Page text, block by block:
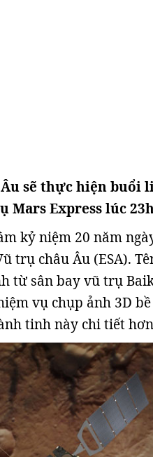
sẽ thực hiện buổi
Mars Express lúc
kỷ niệm 20 năm
trụ châu Âu (ESA).
từ sân bay vũ trụ
vụ chụp ảnh 3D
tinh này chi tiết